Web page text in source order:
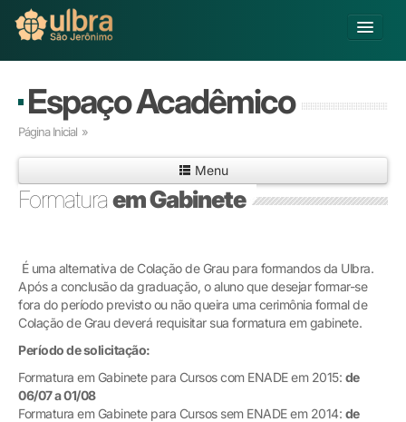
Buscar
Matricule-se
Pós-graduação
Educação a Distância
Pesquisa
Extensão
Infraestrutura e Serviços
Inovação
Sobre a ULBRA
Espaço Acadêmico
Página Inicial »
Menu
Formaturaem Gabinete
É uma alternativa de Colação de Grau para formandos da Ulbra.
Após a conclusão da graduação, o aluno que desejar formar-se
fora do período previsto ou não queira uma cerimônia formal de
Colação de Grau deverá requisitar sua formatura em gabinete.
Período de solicitação:
Formatura em Gabinete para Cursos com ENADE em 2015: de
06/07 a 01/08
Formatura em Gabinete para Cursos sem ENADE em 2014: de